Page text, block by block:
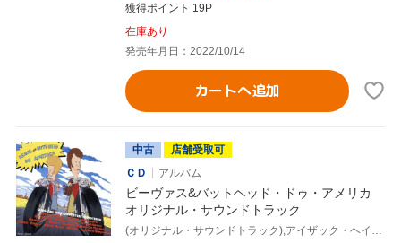
獲得ポイント 19P
在庫あり
発売年月日：2022/10/14
カートへ追加
中古
店舗受取可
ＣＤ
アルバム
ビーヴァス&バットヘッド・ドゥ・アメリカ
オリジナル・サウンドトラック